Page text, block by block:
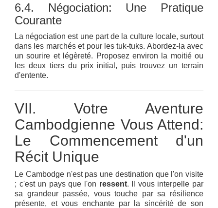
6.4. Négociation: Une Pratique
Courante
La négociation est une part de la culture locale, surtout
dans les marchés et pour les tuk-tuks. Abordez-la avec
un sourire et légèreté. Proposez environ la moitié ou
les deux tiers du prix initial, puis trouvez un terrain
d'entente.
VII. Votre Aventure
Cambodgienne Vous Attend:
Le Commencement d'un
Récit Unique
Le Cambodge n'est pas une destination que l'on visite
; c'est un pays que l'on ressent. Il vous interpelle par
sa grandeur passée, vous touche par sa résilience
présente, et vous enchante par la sincérité de son